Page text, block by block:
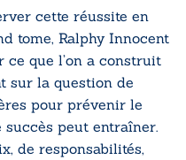
cette réussite en
tome, Ralphy Innocent
que l’on a construit
sur la question de
pour prévenir le
peut entraîner.
de responsabilités,